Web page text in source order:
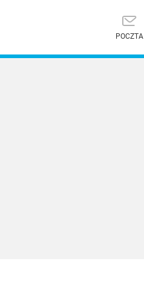
POCZTA